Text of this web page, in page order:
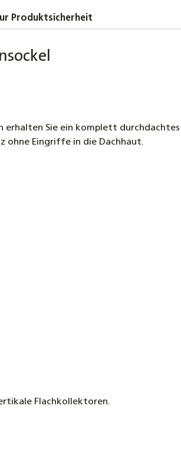
Flachkollektor FKF 270
Kollektor
Smart Compact, Solarsteuerung
Produktsicherheit
erhalten Sie ein komplett
ohne Eingriffe in die Dachhaut.
Flachkollektoren.